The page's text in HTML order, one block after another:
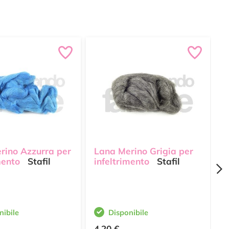
Azzurra per
Stafil
Lana Merino Grigia per
infeltrimento
Stafil
Disponibile